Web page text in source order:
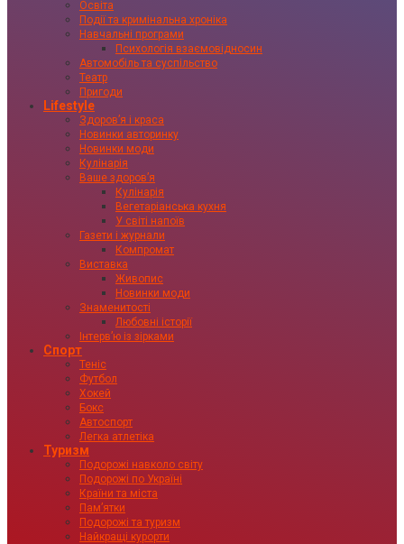
Освіта
Події та кримінальна хроніка
Навчальні програми
Психологія взаємовідносин
Автомобіль та суспільство
Театр
Пригоди
Lifestyle
Здоровʼя і краса
Новинки авторинку
Новинки моди
Кулінарія
Ваше здоровʼя
Кулінарія
Вегетаріанська кухня
У світі напоїв
Газети і журнали
Компромат
Виставка
Живопис
Новинки моди
Знаменитості
Любовні історії
Інтервʼю із зірками
Спорт
Теніс
Футбол
Хокей
Бокс
Автоспорт
Легка атлетіка
Туризм
Подорожі навколо світу
Подорожі по Україні
Країни та міста
Пам’ятки
Подорожі та туризм
Найкращі курорти